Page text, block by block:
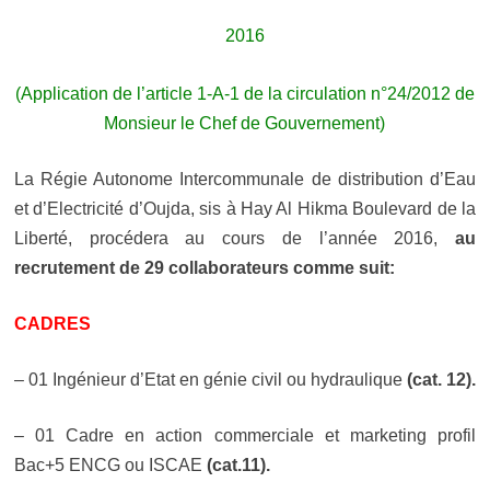
2016
(Application de l’article 1-A-1 de la circulation n°24/2012 de
Monsieur le Chef de Gouvernement)
La Régie Autonome Intercommunale de distribution d’Eau
et d’Electricité d’Oujda, sis à Hay Al Hikma Boulevard de la
Liberté, procédera au cours de l’année 2016,au
recrutement de 29 collaborateurs comme suit:
CADRES
– 01 Ingénieur d’Etat en génie civil ou hydraulique (cat. 12).
– 01 Cadre en action commerciale et marketing profil
Bac+5 ENCG ou ISCAE (cat.11).